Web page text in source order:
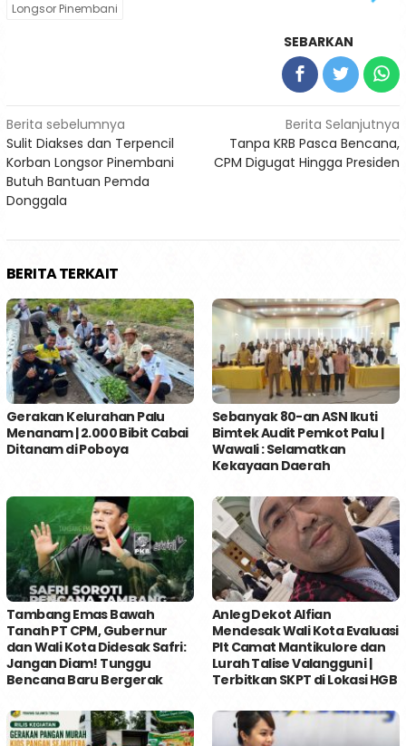
Longsor Pinembani
SEBARKAN
Navigasi
pos
Berita sebelumnya
Sulit Diakses dan Terpencil
Korban Longsor Pinembani
Butuh Bantuan Pemda
Donggala
Berita Selanjutnya
Tanpa KRB Pasca Bencana,
CPM Digugat Hingga Presiden
BERITA TERKAIT
Gerakan Kelurahan Palu
Menanam | 2.000 Bibit Cabai
Ditanam di Poboya
Sebanyak 80-an ASN Ikuti
Bimtek Audit Pemkot Palu |
Wawali : Selamatkan
Kekayaan Daerah
Tambang Emas Bawah
Tanah PT CPM, Gubernur
dan Wali Kota Didesak Safri:
Jangan Diam! Tunggu
Bencana Baru Bergerak
Anleg Dekot Alfian
Mendesak Wali Kota Evaluasi
Plt Camat Mantikulore dan
Lurah Talise Valangguni |
Terbitkan SKPT di Lokasi HGB